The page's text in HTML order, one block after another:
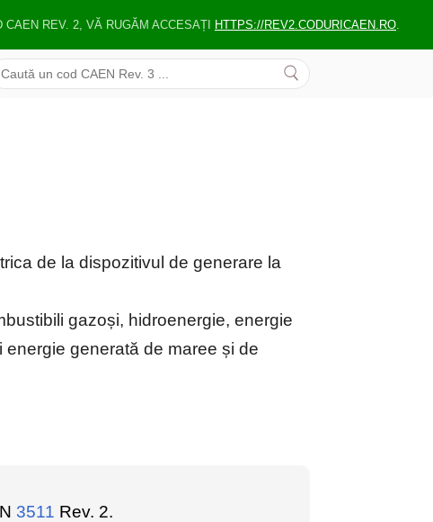
REV. 2, VĂ RUGĂM ACCESAȚI HTTPS://REV2.CODURICAEN.RO.
de la dispozitivul de generare la
gazoși, hidroenergie, energie
generată de maree și de
3511 Rev. 2.